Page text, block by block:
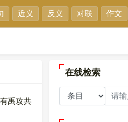
近义 反义 对联 作文
禹攻共
在线检索